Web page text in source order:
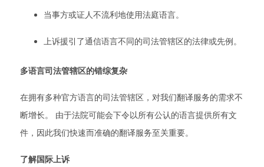
当事方或证人不流利地使用法庭语言。
上诉援引了通信语言不同的司法管辖区的法律或先例。
多语言司法管辖区的错综复杂
在拥有多种官方语言的司法管辖区，对我们翻译服务的需求不
断增长。 由于法院可能会下令以所有公认的语言提供所有文
件，因此我们快速而准确的翻译服务至关重要。
了解国际上诉